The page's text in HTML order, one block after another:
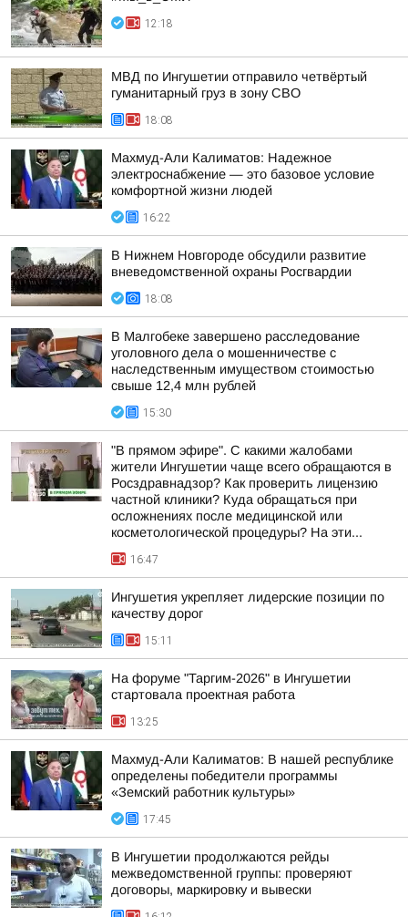
12:18
МВД по Ингушетии отправило четвёртый
гуманитарный груз в зону СВО
18:08
Махмуд-Али Калиматов: Надежное
электроснабжение — это базовое условие
комфортной жизни людей
16:22
В Нижнем Новгороде обсудили развитие
вневедомственной охраны Росгвардии
18:08
В Малгобеке завершено расследование
уголовного дела о мошенничестве с
наследственным имуществом стоимостью
свыше 12,4 млн рублей
15:30
"В прямом эфире". С какими жалобами
жители Ингушетии чаще всего обращаются в
Росздравнадзор? Как проверить лицензию
частной клиники? Куда обращаться при
осложнениях после медицинской или
косметологической процедуры? На эти...
16:47
Ингушетия укрепляет лидерские позиции по
качеству дорог
15:11
На форуме "Таргим-2026" в Ингушетии
стартовала проектная работа
13:25
Махмуд-Али Калиматов: В нашей республике
определены победители программы
«Земский работник культуры»
17:45
В Ингушетии продолжаются рейды
межведомственной группы: проверяют
договоры, маркировку и вывески